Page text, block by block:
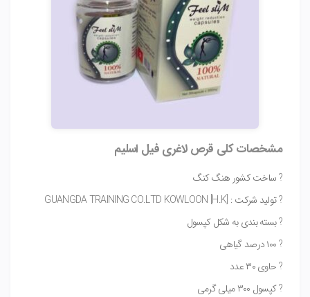
مشخصات کلی قرص لاغری فیل اسلیم
? ساخت کشور هنگ کنگ
? تولید شرکت : [H.K] GUANGDA TRAINING CO.LTD KOWLOON
? بسته بندی به شکل کپسول
? ۱۰۰ درصد گیاهی
? حاوی ۳۰ عدد
? کپسول ۳۰۰ میلی گرمی